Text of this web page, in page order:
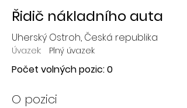
Řidič nákladního auta
Uherský Ostroh, Česká republika
Úvazek: Plný úvazek
Počet volných pozic: 0
O pozici